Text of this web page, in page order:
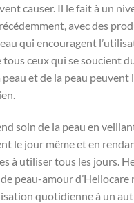
causer. Il le fait à un
avec des
qui encouragent
ceux qui se soucient
et de la peau peuvent
soin de la peau en
le jour même et en
à utiliser tous les jours.
peau-amour d’Heliocare
quotidienne à un